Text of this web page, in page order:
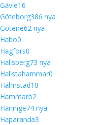
Gävle16
Göteborg386 nya
Götene62 nya
Habo0
Hagfors0
Hallsberg73 nya
Hallstahammar0
Halmstad10
Hammarö2
Haninge74 nya
Haparanda3